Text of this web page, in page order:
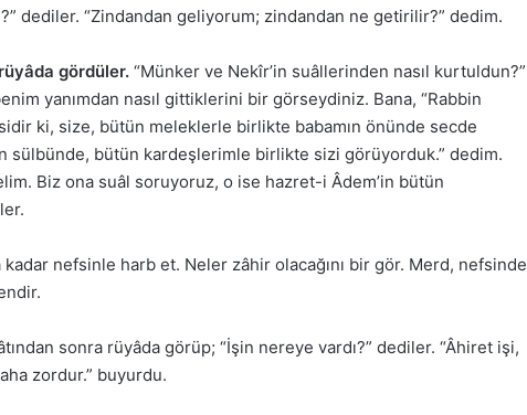
dediler. “Zindandan geliyorum; zindandan ne getirilir?” dedim.
gördüler. “Münker ve Nekîr’in suâllerinden nasıl kurtuldun?”
yanımdan nasıl gittiklerini bir görseydiniz. Bana, “Rabbin
ki, size, bütün meleklerle birlikte babamın önünde secde
sülbünde, bütün kardeşlerimle birlikte sizi görüyorduk.” dedim.
Biz ona suâl soruyoruz, o ise hazret-i Âdem’in bütün
nefsinle harb et. Neler zâhir olacağını bir gör. Merd, nefsinde
sonra rüyâda görüp; “İşin nereye vardı?” dediler. “Âhiret işi,
zordur.” buyurdu.